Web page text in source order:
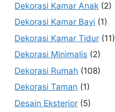
Dekorasi Kamar Anak (2)
Dekorasi Kamar Bayi (1)
Dekorasi Kamar Tidur (11)
Dekorasi Minimalis (2)
Dekorasi Rumah (108)
Dekorasi Taman (1)
Desain Eksterior (5)